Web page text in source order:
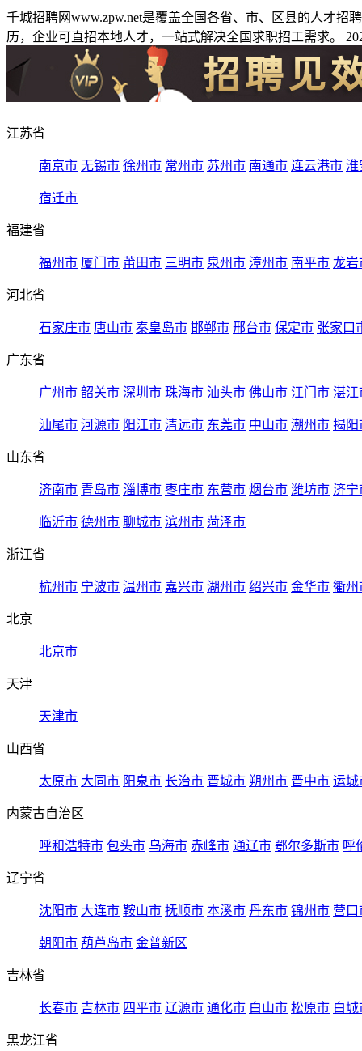
千城招聘网www.zpw.net是覆盖全国各省、市、区县的人才
历，企业可直招本地人才，一站式解决全国求职招工需求。
江苏省
南京市 无锡市 徐州市 常州市 苏州市 南通市 连云港市 淮
宿迁市
福建省
福州市 厦门市 莆田市 三明市 泉州市 漳州市 南平市 龙岩
河北省
石家庄市 唐山市 秦皇岛市 邯郸市 邢台市 保定市 张家口
广东省
广州市 韶关市 深圳市 珠海市 汕头市 佛山市 江门市 湛江
汕尾市 河源市 阳江市 清远市 东莞市 中山市 潮州市 揭阳
山东省
济南市 青岛市 淄博市 枣庄市 东营市 烟台市 潍坊市 济宁
临沂市 德州市 聊城市 滨州市 菏泽市
浙江省
杭州市 宁波市 温州市 嘉兴市 湖州市 绍兴市 金华市 衢州
北京
北京市
天津
天津市
山西省
太原市 大同市 阳泉市 长治市 晋城市 朔州市 晋中市 运城
内蒙古自治区
呼和浩特市 包头市 乌海市 赤峰市 通辽市 鄂尔多斯市 呼
辽宁省
沈阳市 大连市 鞍山市 抚顺市 本溪市 丹东市 锦州市 营口
朝阳市 葫芦岛市 金普新区
吉林省
长春市 吉林市 四平市 辽源市 通化市 白山市 松原市 白城
黑龙江省